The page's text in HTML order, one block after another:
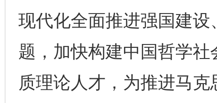
现代化全面推进强国建
题，加快构建中国哲学
质理论人才，为推进马